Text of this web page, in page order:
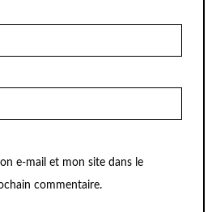
e-mail et mon site dans le
commentaire.